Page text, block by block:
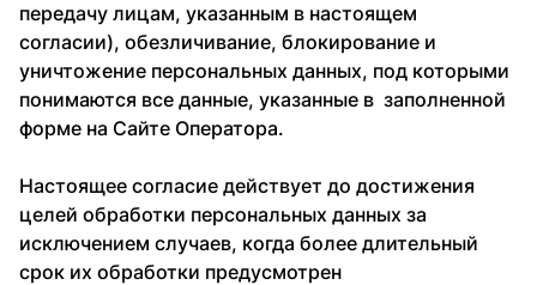
передачу лицам, указанным в настоящем
согласии), обезличивание, блокирование и
уничтожение персональных данных, под которыми
понимаются все данные, указанные в заполненной
форме на Сайте Оператора.
Настоящее согласие действует до достижения
целей обработки персональных данных за
исключением случаев, когда более длительный
срок их обработки предусмотрен